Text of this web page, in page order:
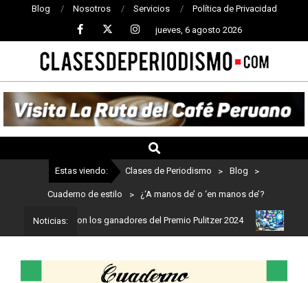
Blog Nosotros Servicios Política de Privacidad
jueves, 6 agosto 2026
CLASES
DE
PERIODISMO
Estas viendo: Clases de Periodismo > Blog >
Cuaderno de estilo > ¿‘A manos de’ o ‘en manos de’?
Noticias:
Estos son los ganadores del Premio Pulitzer 2024